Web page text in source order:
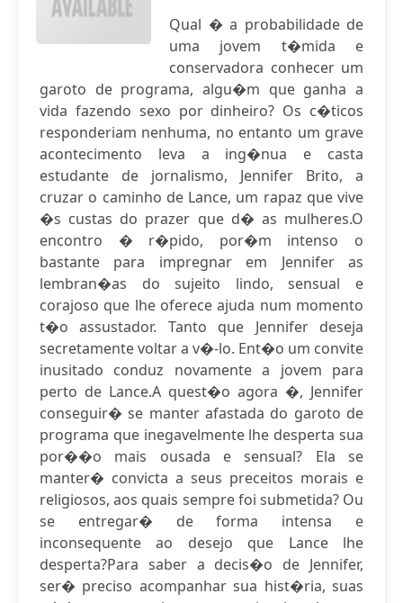
Qual � a probabilidade de
uma jovem t�mida e
conservadora conhecer um
garoto de programa, algu�m que ganha a
vida fazendo sexo por dinheiro? Os c�ticos
responderiam nenhuma, no entanto um grave
acontecimento leva a ing�nua e casta
estudante de jornalismo, Jennifer Brito, a
cruzar o caminho de Lance, um rapaz que vive
�s custas do prazer que d� as mulheres.O
encontro � r�pido, por�m intenso o
bastante para impregnar em Jennifer as
lembran�as do sujeito lindo, sensual e
corajoso que lhe oferece ajuda num momento
t�o assustador. Tanto que Jennifer deseja
secretamente voltar a v�-lo. Ent�o um convite
inusitado conduz novamente a jovem para
perto de Lance.A quest�o agora �, Jennifer
conseguir� se manter afastada do garoto de
programa que inegavelmente lhe desperta sua
por��o mais ousada e sensual? Ela se
manter� convicta a seus preceitos morais e
religiosos, aos quais sempre foi submetida? Ou
se entregar� de forma intensa e
inconsequente ao desejo que Lance lhe
desperta?Para saber a decis�o de Jennifer,
ser� preciso acompanhar sua hist�ria, suas